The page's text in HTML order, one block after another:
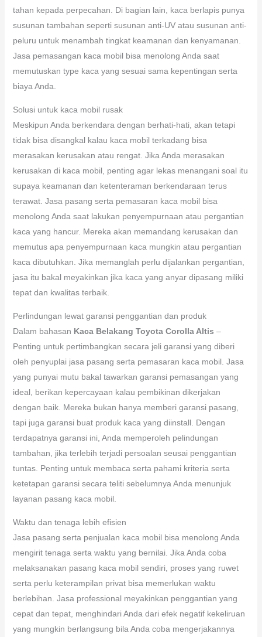
tahan kepada perpecahan. Di bagian lain, kaca berlapis punya
susunan tambahan seperti susunan anti-UV atau susunan anti-
peluru untuk menambah tingkat keamanan dan kenyamanan.
Jasa pemasangan kaca mobil bisa menolong Anda saat
memutuskan type kaca yang sesuai sama kepentingan serta
biaya Anda.
Solusi untuk kaca mobil rusak
Meskipun Anda berkendara dengan berhati-hati, akan tetapi
tidak bisa disangkal kalau kaca mobil terkadang bisa
merasakan kerusakan atau rengat. Jika Anda merasakan
kerusakan di kaca mobil, penting agar lekas menangani soal itu
supaya keamanan dan ketenteraman berkendaraan terus
terawat. Jasa pasang serta pemasaran kaca mobil bisa
menolong Anda saat lakukan penyempurnaan atau pergantian
kaca yang hancur. Mereka akan memandang kerusakan dan
memutus apa penyempurnaan kaca mungkin atau pergantian
kaca dibutuhkan. Jika memanglah perlu dijalankan pergantian,
jasa itu bakal meyakinkan jika kaca yang anyar dipasang miliki
tepat dan kwalitas terbaik.
Perlindungan lewat garansi penggantian dan produk
Dalam bahasan Kaca Belakang Toyota Corolla Altis –
Penting untuk pertimbangkan secara jeli garansi yang diberi
oleh penyuplai jasa pasang serta pemasaran kaca mobil. Jasa
yang punyai mutu bakal tawarkan garansi pemasangan yang
ideal, berikan kepercayaan kalau pembikinan dikerjakan
dengan baik. Mereka bukan hanya memberi garansi pasang,
tapi juga garansi buat produk kaca yang diinstall. Dengan
terdapatnya garansi ini, Anda memperoleh pelindungan
tambahan, jika terlebih terjadi persoalan seusai penggantian
tuntas. Penting untuk membaca serta pahami kriteria serta
ketetapan garansi secara teliti sebelumnya Anda menunjuk
layanan pasang kaca mobil.
Waktu dan tenaga lebih efisien
Jasa pasang serta penjualan kaca mobil bisa menolong Anda
mengirit tenaga serta waktu yang bernilai. Jika Anda coba
melaksanakan pasang kaca mobil sendiri, proses yang ruwet
serta perlu keterampilan privat bisa memerlukan waktu
berlebihan. Jasa professional meyakinkan penggantian yang
cepat dan tepat, menghindari Anda dari efek negatif kekeliruan
yang mungkin berlangsung bila Anda coba mengerjakannya